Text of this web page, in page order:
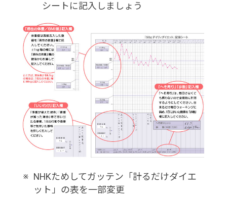
シートに記入しましょう
※ NHKためしてガッテン「計るだけダイエ
ット」の表を一部変更